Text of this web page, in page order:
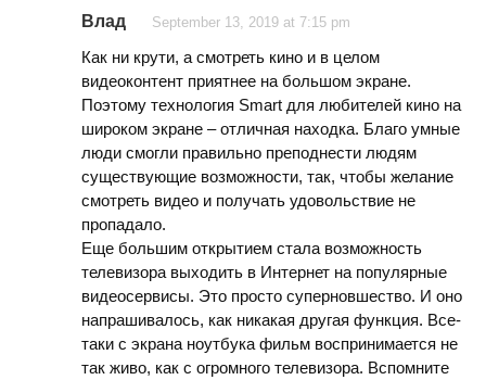
Влад September 13, 2019 at 7:15 pm
Как ни крути, а смотреть кино и в целом
видеоконтент приятнее на большом экране.
Поэтому технология Smart для любителей кино на
широком экране – отличная находка. Благо умные
люди смогли правильно преподнести людям
существующие возможности, так, чтобы желание
смотреть видео и получать удовольствие не
пропадало.
Еще большим открытием стала возможность
телевизора выходить в Интернет на популярные
видеосервисы. Это просто суперновшество. И оно
напрашивалось, как никакая другая функция. Все-
таки с экрана ноутбука фильм воспринимается не
так живо, как с огромного телевизора. Вспомните